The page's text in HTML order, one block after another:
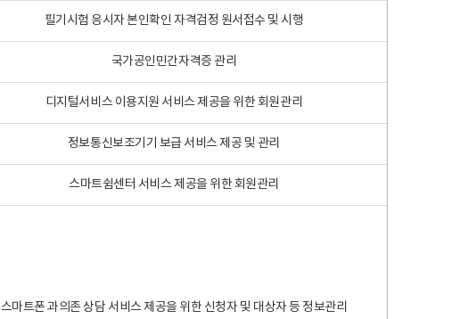
필기시험 응시자 본인확인 자격검정 원서접수 및 시행
국가공인민간자격증 관리
디지털서비스 이용지원 서비스 제공을 위한 회원관리
정보통신보조기기 보급 서비스 제공 및 관리
스마트쉼센터 서비스 제공을 위한 회원관리
스마트폰 과의존 상담 서비스 제공을 위한 신청자 및 대상자 등 정보관리